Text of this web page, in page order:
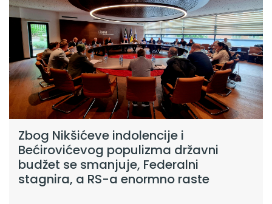
Zbog Nikšićeve indolencije i
Bećirovićevog populizma državni
budžet se smanjuje, Federalni
stagnira, a RS-a enormno raste